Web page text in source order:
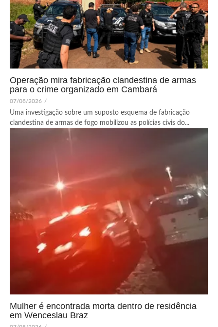
Operação mira fabricação clandestina de armas
para o crime organizado em Cambará
07/08/2026 /
Uma investigação sobre um suposto esquema de fabricação
clandestina de armas de fogo mobilizou as polícias civis do...
Mulher é encontrada morta dentro de residência
em Wenceslau Braz